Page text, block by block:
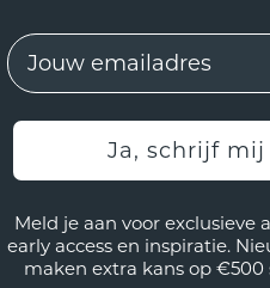
EMail
Ja, schrijf mij
Meld je aan voor exclusieve
early access en inspiratie.
maken extra kans op €500